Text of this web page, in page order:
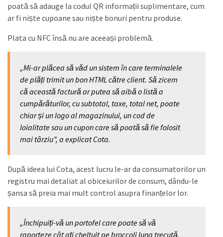
poată să adauge la codul QR informații suplimentare, cum
ar fi niște cupoane sau niște bonuri pentru produse.
Plata cu NFC însă nu are aceeași problemă.
„Mi-ar plăcea să văd un sistem în care terminalele
de plăți trimit un bon HTML către client. Să zicem
că această factură ar putea să aibă o listă a
cumpărăturilor, cu subtotal, taxe, total net, poate
chiar și un logo al magazinului, un cod de
loialitate sau un cupon care să poată să fie folosit
mai târziu”, a explicat Cota.
După ideea lui Cota, acest lucru le-ar da consumatorilor un
registru mai detaliat al obiceiurilor de consum, dându-le
șansa să preia mai mult control asupra finanțelor lor.
„Închipuiți-vă un portofel care poate să vă
raporteze cât ați cheltuit pe broccoli luna trecută.